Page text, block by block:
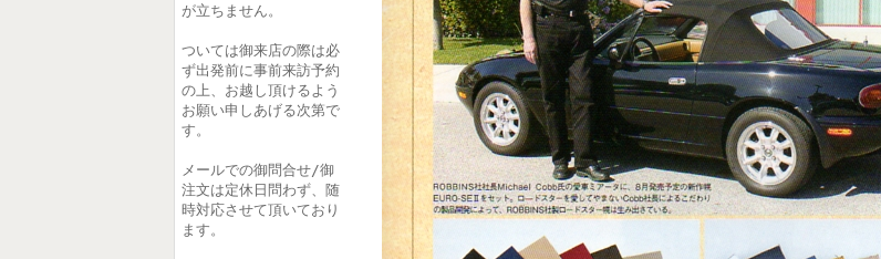
が立ちません。
ついては御来店の際は必
ず出発前に事前来訪予約
の上、お越し頂けるよう
お願い申しあげる次第で
す。
メールでの御問合せ/御
注文は定休日問わず、随
時対応させて頂いており
ます。